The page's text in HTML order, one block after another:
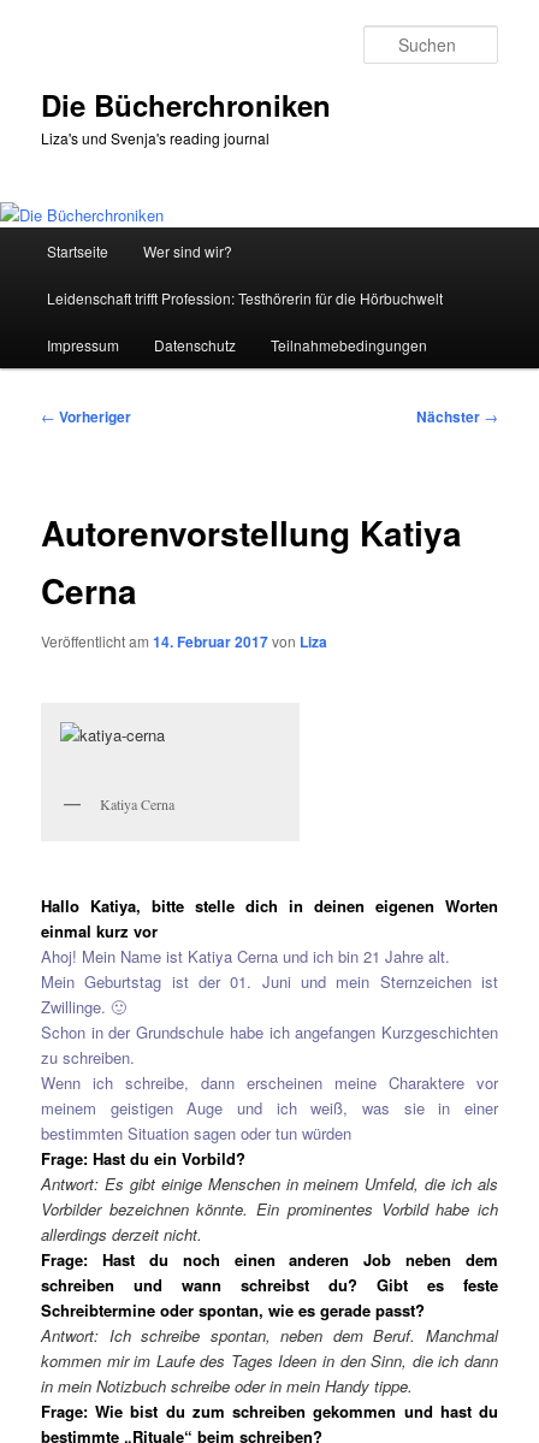
Die Bücherchroniken
Liza's und Svenja's reading journal
Startseite Wer sind wir?
Leidenschaft trifft Profession: Testhörerin für die Hörbuchwelt
Impressum Datenschutz Teilnahmebedingungen
Beitragsnavigation
← Vorheriger Nächster →
Autorenvorstellung Katiya
Cerna
Veröffentlicht am14. Februar 2017von Liza
Katiya Cerna
Hallo Katiya, bitte stelle dich in deinen eigenen Worten
einmal kurz vor
Ahoj! Mein Name ist Katiya Cerna und ich bin 21 Jahre alt.
Mein Geburtstag ist der 01. Juni und mein Sternzeichen ist
Zwillinge. 🙂
Schon in der Grundschule habe ich angefangen Kurzgeschichten
zu schreiben.
Wenn ich schreibe, dann erscheinen meine Charaktere vor
meinem geistigen Auge und ich weiß, was sie in einer
bestimmten Situation sagen oder tun würden
Frage: Hast du ein Vorbild?
Antwort: Es gibt einige Menschen in meinem Umfeld, die ich als
Vorbilder bezeichnen könnte. Ein prominentes Vorbild habe ich
allerdings derzeit nicht.
Frage: Hast du noch einen anderen Job neben dem
schreiben und wann schreibst du? Gibt es feste
Schreibtermine oder spontan, wie es gerade passt?
Antwort: Ich schreibe spontan, neben dem Beruf. Manchmal
kommen mir im Laufe des Tages Ideen in den Sinn, die ich dann
in mein Notizbuch schreibe oder in mein Handy tippe.
Frage: Wie bist du zum schreiben gekommen und hast du
bestimmte „Rituale“ beim schreiben?